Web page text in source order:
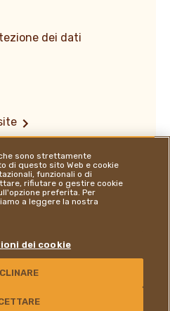
dei dati
delle
Channel
Facebook
sono strettamente
di questo sito Web e cookie
funzionali o di
rifiutare o gestire cookie
preferita. Per
a leggere la nostra
dei cookie